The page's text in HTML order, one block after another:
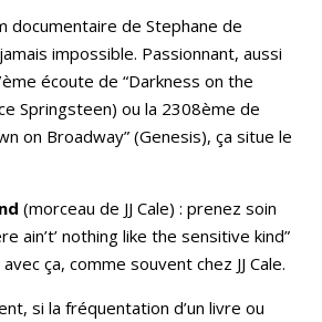
documentaire de Stephane de
impossible. Passionnant, aussi
écoute de “Darkness on the
Springsteen) ou la 2308ème de
on Broadway” (Genesis), ça situe le
(morceau de JJ Cale) : prenez soin
ain’t’ nothing like the sensitive kind”
ça, comme souvent chez JJ Cale.
si la fréquentation d’un livre ou